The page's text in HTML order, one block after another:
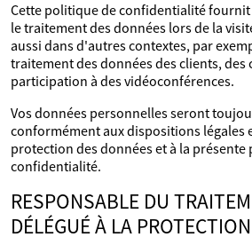
Cette politique de confidentialité
le traitement des données lors de la
aussi dans d'autres contextes, par
traitement des données des clients, des
participation à des vidéoconférences.
Vos données personnelles seront
conformément aux dispositions légales
protection des données et à la
confidentialité.
RESPONSABLE DU
DÉLÉGUÉ À LA